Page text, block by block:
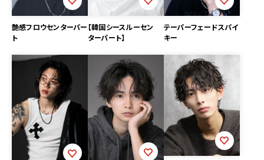
艶感フロウセンターパー
ト
【韓国シースルーセン
ターパート】
テーパーフェードスパイ
キー